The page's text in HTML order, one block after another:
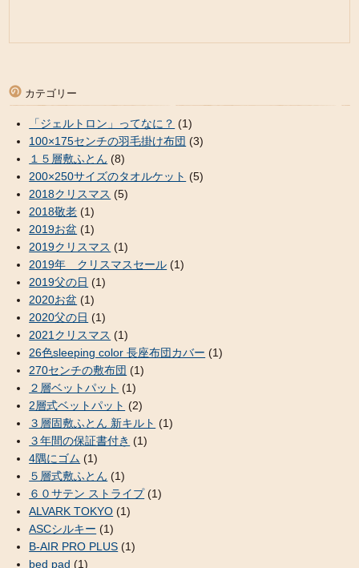
カテゴリー
「ジェルトロン」ってなに？ (1)
100×175センチの羽毛掛け布団 (3)
１５層敷ふとん (8)
200×250サイズのタオルケット (5)
2018クリスマス (5)
2018敬老 (1)
2019お盆 (1)
2019クリスマス (1)
2019年 クリスマスセール (1)
2019父の日 (1)
2020お盆 (1)
2020父の日 (1)
2021クリスマス (1)
26色sleeping color 長座布団カバー (1)
270センチの敷布団 (1)
２層ベットパット (1)
2層式ベットパット (2)
３層固敷ふとん 新キルト (1)
３年間の保証書付き (1)
4隅にゴム (1)
５層式敷ふとん (1)
６０サテン ストライプ(1)
ALVARK TOKYO (1)
ASCシルキー (1)
B-AIR PRO PLUS (1)
bed pad (1)